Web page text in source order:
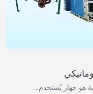
هو جهاز يُستخدم…